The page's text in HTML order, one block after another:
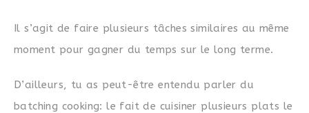
Il s’agit de faire plusieurs tâches similaires au même
moment pour gagner du temps sur le long terme.
D’ailleurs, tu as peut-être entendu parler du
batching cooking: le fait de cuisiner plusieurs plats le